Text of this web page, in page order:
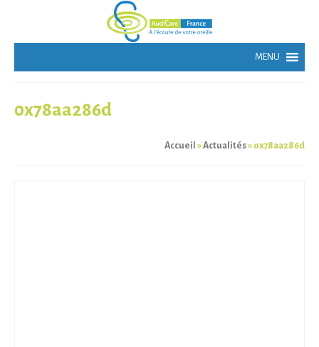
0x78aa286d
Accueil »Actualités» 0x78aa286d